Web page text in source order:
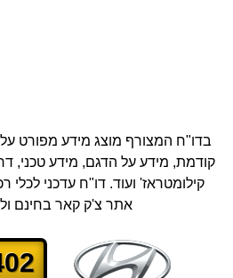
בדו"ח המצורף מוצג מידע מפורט
קודמת, מידע על הדגם, מידע טכני,
קילומטראז' ועוד. דו"ח עדכני לכלי
אתר צ'ק קאר בחינם